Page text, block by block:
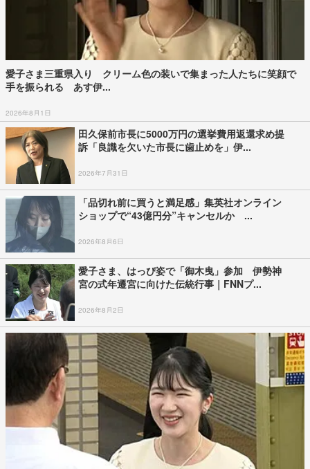
愛子さま三重県入り クリーム色の装いで集まった人たちに笑顔で
手を振られる あす伊...
2026年8月1日
田久保前市長に5000万円の選挙費用返還求め提
訴「良識を欠いた市長に歯止めを」伊...
2026年7月31日
「品切れ前に買うと満足感」集英社オンライン
ショップで“43億円分”キャンセルか ...
2026年8月6日
愛子さま、はっぴ姿で「御木曳」参加 伊勢神
宮の式年遷宮に向けた伝統行事｜FNNプ...
2026年8月2日